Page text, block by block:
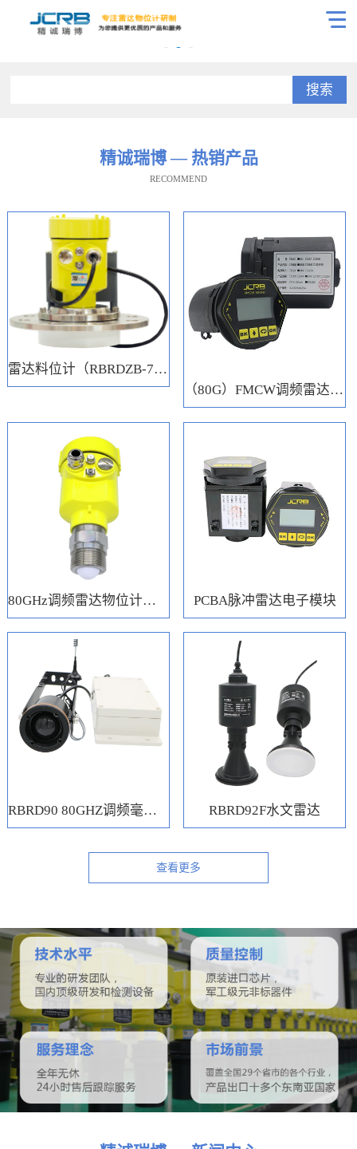
搜索
精诚瑞博 — 热销产品
RECOMMEND
雷达料位计（RBRDZB-71-6-C）
（80G）FMCW调频雷达电子模块
80GHz调频雷达物位计（RBRD71） PCBA脉冲雷达电子模块
RBRD90 80GHZ调频毫米波水位计 RBRD92F水文雷达
查看更多